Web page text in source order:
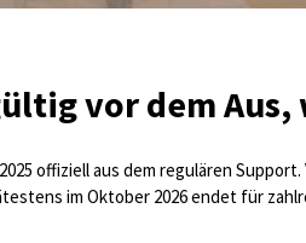
vor dem
offiziell aus dem regulären
im Oktober 2026 endet für